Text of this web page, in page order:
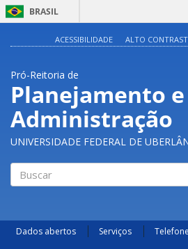
BRASIL
ACESSIBILIDADE ALTO
Pró-Reitoria de
Planejamento e
Administração
UNIVERSIDADE FEDERAL DE
Dados abertos Serviços